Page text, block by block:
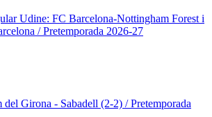
Udine: FC Barcelona-Nottingham Forest i
/ Pretemporada 2026-27
del Girona - Sabadell (2-2) / Pretemporada